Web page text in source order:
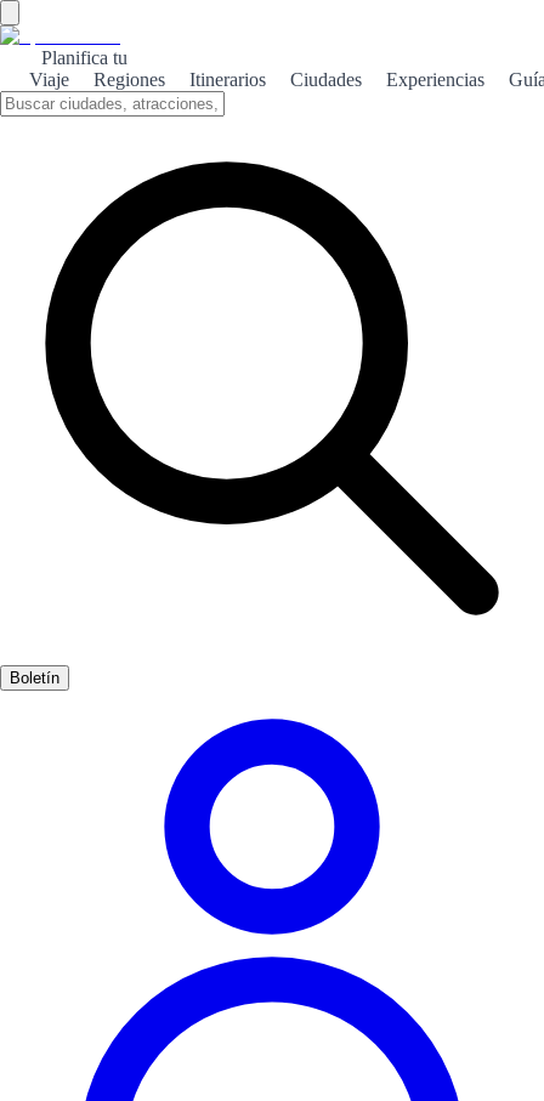
Planifica tu
Viaje
Regiones Itinerarios Ciudades Experiencias
Boletín
Cadaqués, un encantador pueblo costero, ofrece una fusión perfecta
de cultura, playas y naturaleza en el corazón del Mediterráneo.
Sobre el tema
Cadaqués es un destino que enamora a todos sus visitantes. Situado
en la Costa Brava, este pintoresco pueblo destaca por sus casas
blancas y su ambiente bohemio, que ha atraído a artistas como
Salvador Dalí. Las playas de Cadaqués son un verdadero paraíso.
Con aguas cristalinas y calas escondidas, son ideales para disfrutar
del sol y practicar deportes acuáticos. La belleza natural de la zona
invita a explorar sus senderos y disfrutar de vistas espectaculares. La
cultura de Cadaqués se refleja en su gastronomía, donde los sabores
del mar se combinan con ingredientes locales. Además, el pueblo
de Cadaqués un lugar vibrante y lleno de vida.
Cultura, Playas, Naturaleza
La mejor época para visitar Cadaqués es durante los meses de
verano, cuando el clima es cálido y las playas están en su esplendor.
Sin embargo, la primavera también ofrece un clima agradable y
menos multitudes.
Dónde vivirlo